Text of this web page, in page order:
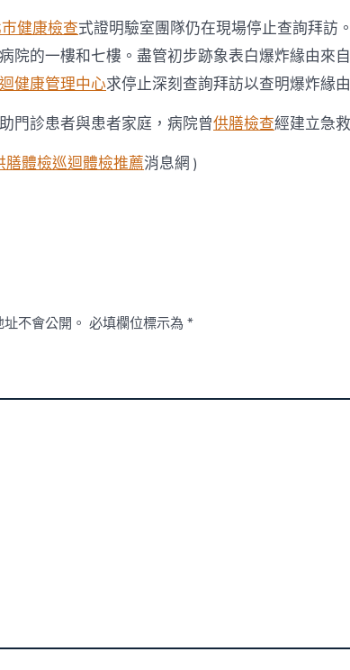
健康檢查式證明驗室團隊仍在現場停止查詢拜訪
院的一樓和七樓。盡管初步跡象表白爆炸緣由來
健康管理中心求停止深刻查詢拜訪以查明爆炸緣由
門診患者與患者家庭，病院曾供膳檢查經建立急
膳體檢巡迴體檢推薦消息網 )
不會公開。 必填欄位標示為 *